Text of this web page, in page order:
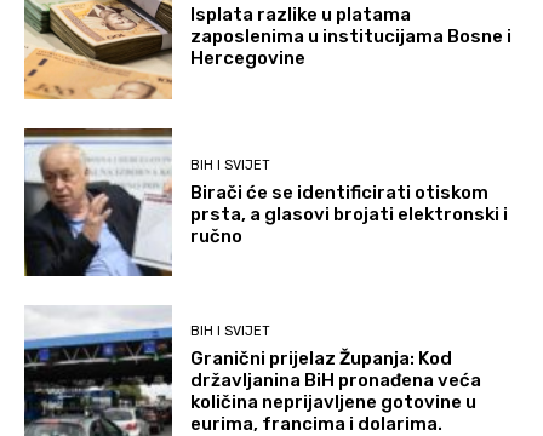
Isplata razlike u platama
zaposlenima u institucijama Bosne i
Hercegovine
BIH I SVIJET
Birači će se identificirati otiskom
prsta, a glasovi brojati elektronski i
ručno
BIH I SVIJET
Granični prijelaz Županja: Kod
državljanina BiH pronađena veća
količina neprijavljene gotovine u
eurima, francima i dolarima.